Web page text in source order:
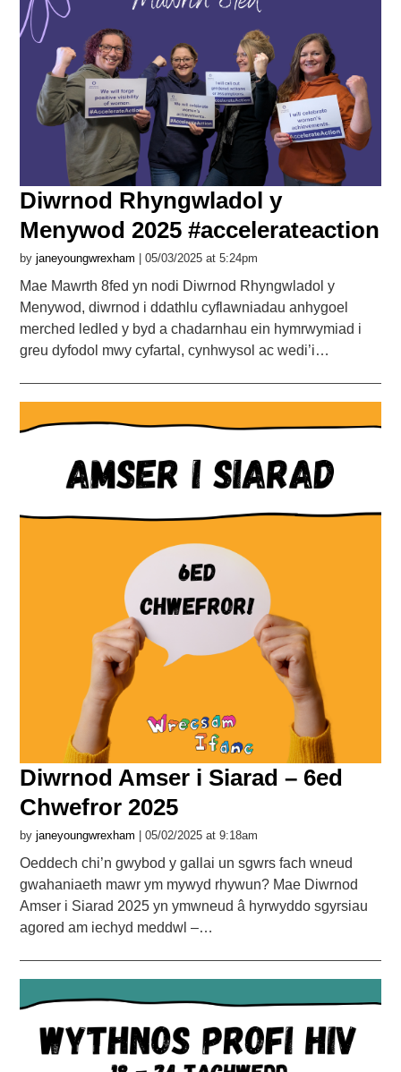
Diwrnod Rhyngwladol y
Menywod 2025 #accelerateaction
byjaneyoungwrexham | 05/03/2025 at 5:24pm
Mae Mawrth 8fed yn nodi Diwrnod Rhyngwladol y
Menywod, diwrnod i ddathlu cyflawniadau anhygoel
merched ledled y byd a chadarnhau ein hymrwymiad i
greu dyfodol mwy cyfartal, cynhwysol ac wedi’i…
Diwrnod Amser i Siarad – 6ed
Chwefror 2025
byjaneyoungwrexham | 05/02/2025 at 9:18am
Oeddech chi’n gwybod y gallai un sgwrs fach wneud
gwahaniaeth mawr ym mywyd rhywun? Mae Diwrnod
Amser i Siarad 2025 yn ymwneud â hyrwyddo sgyrsiau
agored am iechyd meddwl –…